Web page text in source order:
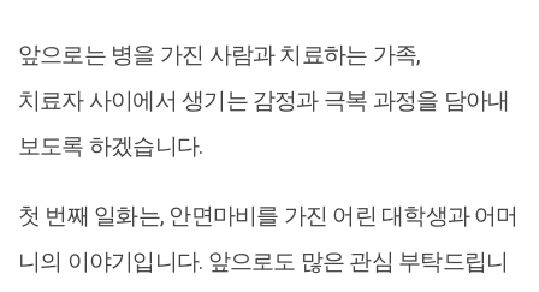
앞으로는 병을 가진 사람과 치료하는 가족,
치료자 사이에서 생기는 감정과 극복 과정을 담아내
보도록 하겠습니다.
첫 번째 일화는, 안면마비를 가진 어린 대학생과 어머
니의 이야기입니다. 앞으로도 많은 관심 부탁드립니